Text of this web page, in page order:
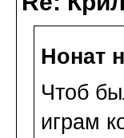
Нонат
Чтоб
играм